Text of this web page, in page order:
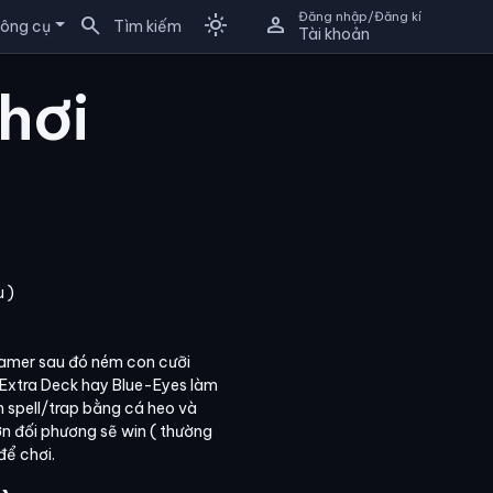
cụ search Tìm kiếm light_mode person Đăng nhập/Đăng kí
Tài khoản
)
sau đó ném con cưỡi
Deck hay Blue-Eyes làm
spell/trap bằng cá heo và
đối phương sẽ win ( thường
chơi.